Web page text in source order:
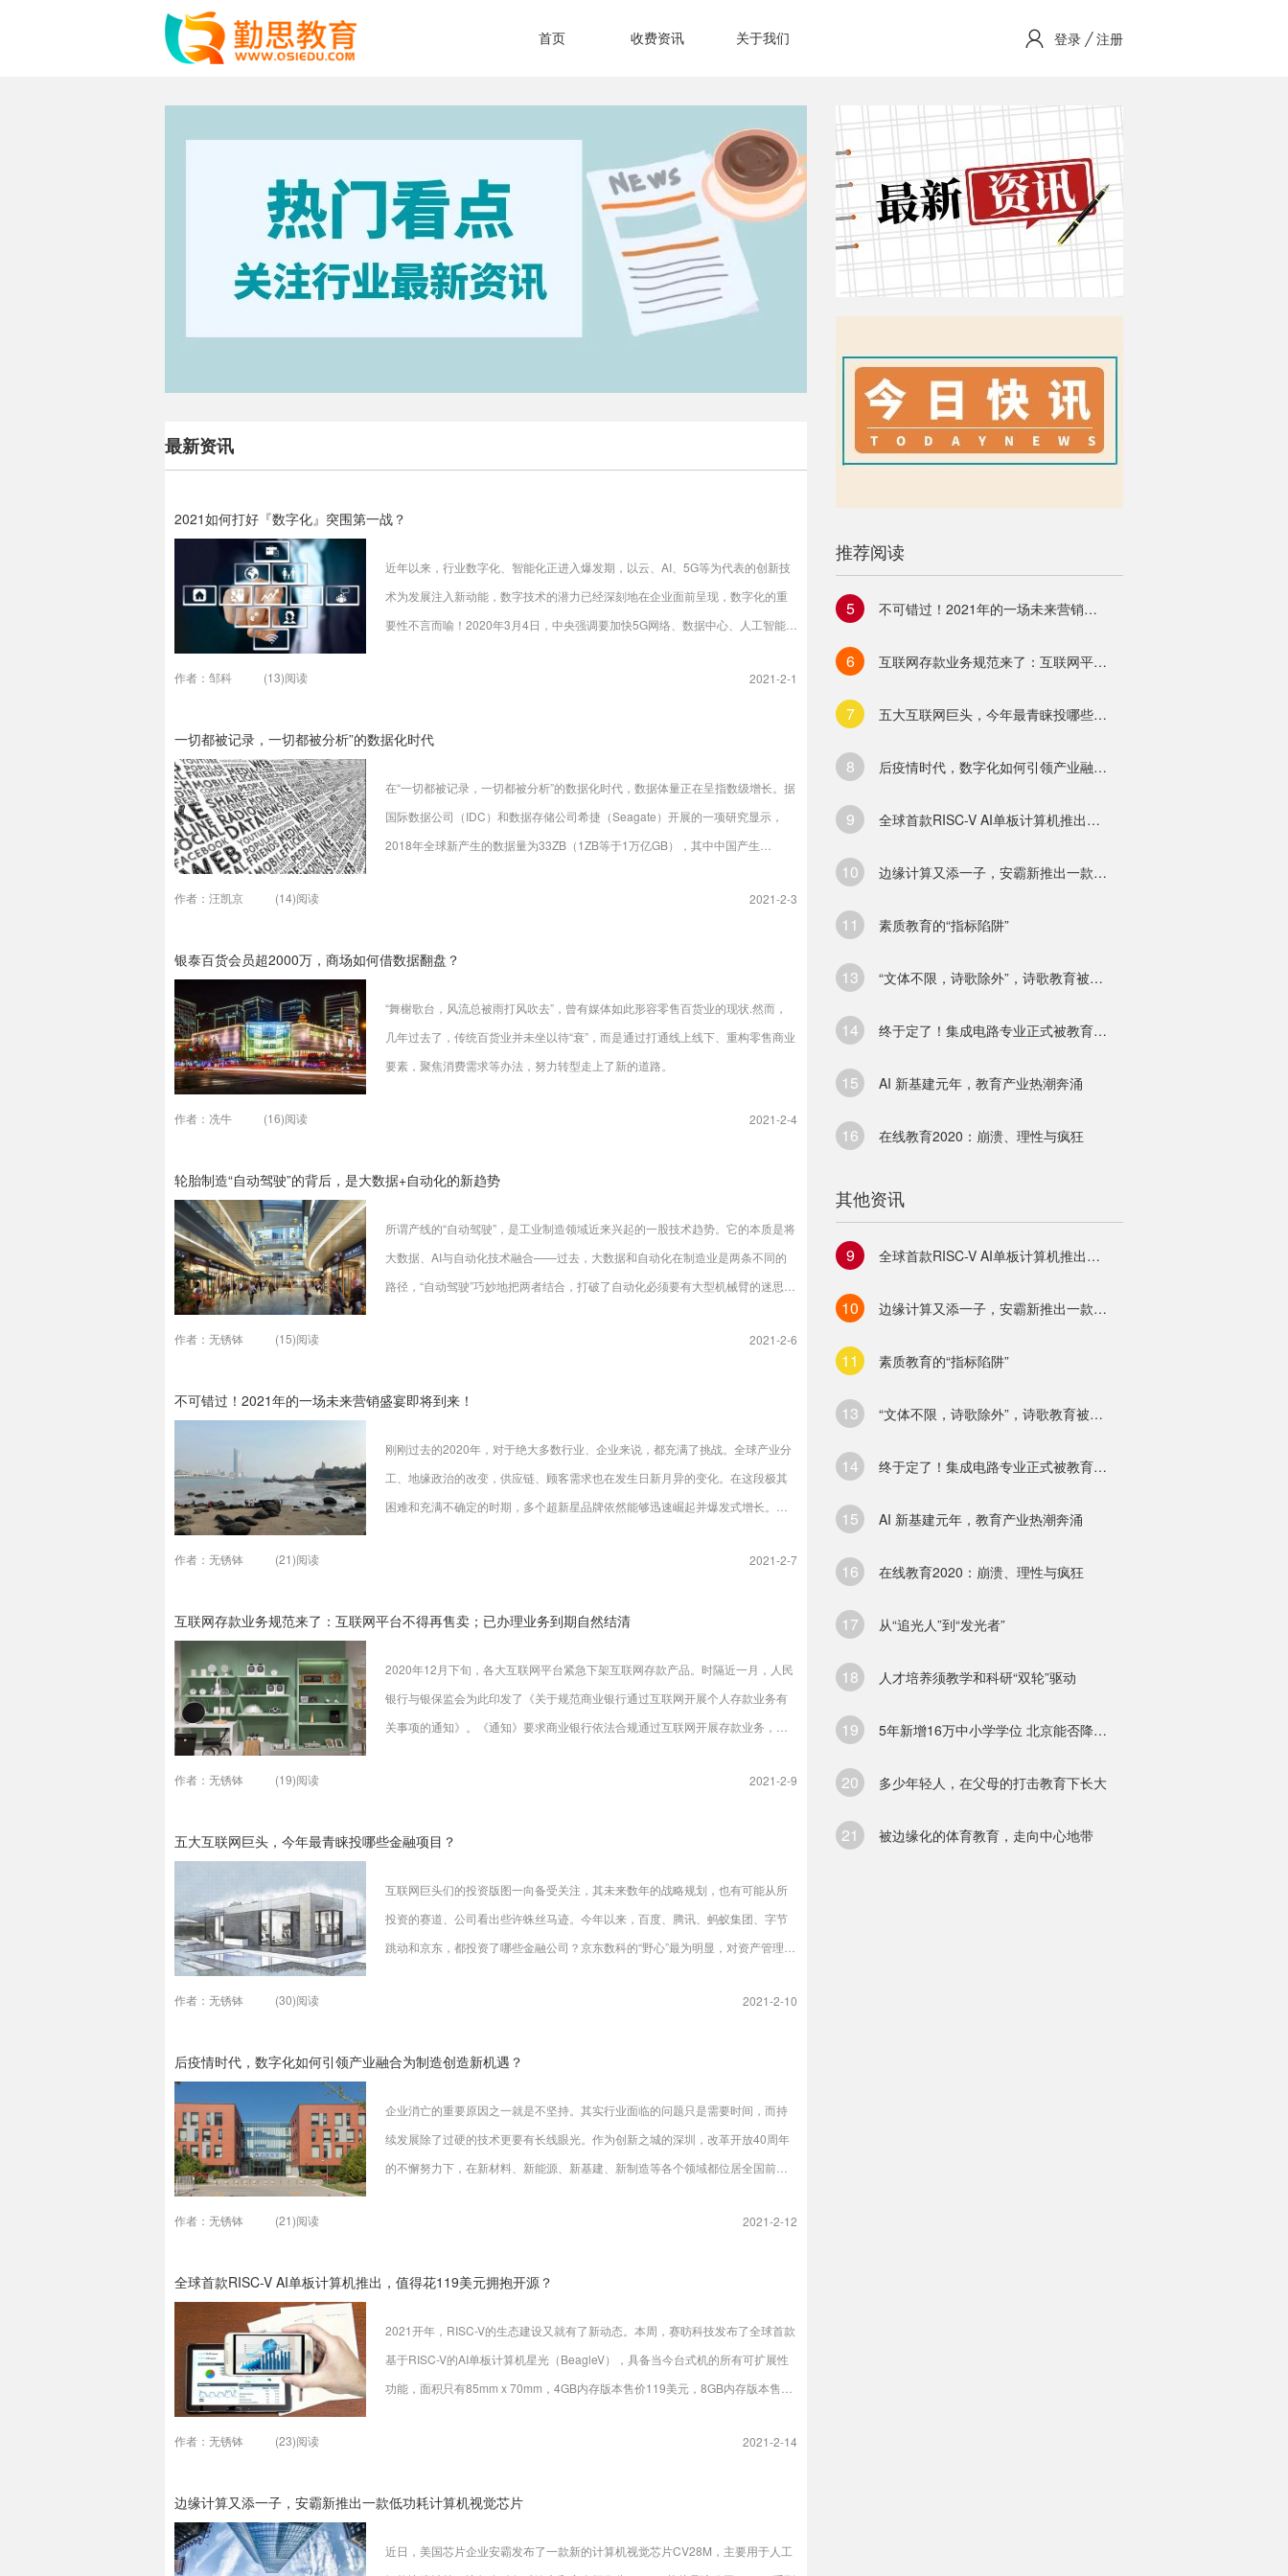
首页 收费资讯 关于我们 登录 / 注册
最新资讯
2021如何打好『数字化』突围第一战？
近年以来，行业数字化、智能化正进入爆发期，以云、AI、5G等为代表的创新技
术为发展注入新动能，数字技术的潜力已经深刻地在企业面前呈现，数字化的重
要性不言而喻！2020年3月4日，中央强调要加快5G网络、数据中心、人工智能等
小组联合主席马云在联合国大会上发言也表示：数字时代会带来巨大的机会，改
年新冠疫情的冲击时候的表现，也更加印证了数字化的重要性。
作者：邹科 (13)阅读 2021-2-1
一切都被记录，一切都被分析”的数据化时代
在“一切都被记录，一切都被分析”的数据化时代，数据体量正在呈指数级增长。据
国际数据公司（IDC）和数据存储公司希捷（Seagate）开展的一项研究显示，
2018年全球新产生的数据量为33ZB（1ZB等于1万亿GB），其中中国产生
2025年，全球产生的新数据有望增至175ZB，中国将产生48.6ZB。在互联网快速
技术发展,智能终端设备的使用和普及，使得个人行为数据被广泛采集且深度挖
作者：汪凯京 (14)阅读 2021-2-3
银泰百货会员超2000万，商场如何借数据翻盘？
“舞榭歌台，风流总被雨打风吹去”，曾有媒体如此形容零售百货业的现状.然而，
几年过去了，传统百货业并未坐以待“衰”，而是通过打通线上线下、重构零售商业
要素，聚焦消费需求等办法，努力转型走上了新的道路。
作者：冼牛 (16)阅读 2021-2-4
轮胎制造“自动驾驶”的背后，是大数据+自动化的新趋势
所谓产线的“自动驾驶”，是工业制造领域近来兴起的一股技术趋势。它的本质是将
大数据、AI与自动化技术融合——过去，大数据和自动化在制造业是两条不同的
路径，“自动驾驶”巧妙地把两者结合，打破了自动化必须要有大型机械臂的迷思。
中控台协议里，每10秒自动对几十个关键的工艺参数进行微调，全程无需老师傅
量稳定。
作者：无锈钵 (15)阅读 2021-2-6
不可错过！2021年的一场未来营销盛宴即将到来！
刚刚过去的2020年，对于绝大多数行业、企业来说，都充满了挑战。全球产业分
工、地缘政治的改变，供应链、顾客需求也在发生日新月异的变化。在这段极其
困难和充满不确定的时期，多个超新星品牌依然能够迅速崛起并爆发式增长。当
造出巨大增量，并拥有超高粉丝粘度。 基于此，2021年1月20日，科特勒咨询集
会。
作者：无锈钵 (21)阅读 2021-2-7
互联网存款业务规范来了：互联网平台不得再售卖；已办理业务到期自然结清
2020年12月下旬，各大互联网平台紧急下架互联网存款产品。时隔近一月，人民
银行与银保监会为此印发了《关于规范商业银行通过互联网开展个人存款业务有
关事项的通知》。《通知》要求商业银行依法合规通过互联网开展存款业务，不
开展定期存款和定活两便存款业务。这意味着，包括支付宝、腾讯理财通、度小
作者：无锈钵 (19)阅读 2021-2-9
五大互联网巨头，今年最青睐投哪些金融项目？
互联网巨头们的投资版图一向备受关注，其未来数年的战略规划，也有可能从所
投资的赛道、公司看出些许蛛丝马迹。今年以来，百度、腾讯、蚂蚁集团、字节
跳动和京东，都投资了哪些金融公司？京东数科的“野心”最为明显，对资产管理和
向相契合。腾讯今年投资了四家金融相关企业，一半在保险赛道。腾讯近年来持
动、牌照申请等举动，可见腾讯对互联网保险的“念念不忘”。
作者：无锈钵 (30)阅读 2021-2-10
后疫情时代，数字化如何引领产业融合为制造创造新机遇？
企业消亡的重要原因之一就是不坚持。其实行业面临的问题只是需要时间，而持
续发展除了过硬的技术更要有长线眼光。作为创新之城的深圳，改革开放40周年
的不懈努力下，在新材料、新能源、新基建、新制造等各个领域都位居全国前
制造业回流，而城市的数字化转型要靠整个产业制造业的提升，其中最重要的就
作者：无锈钵 (21)阅读 2021-2-12
全球首款RISC-V AI单板计算机推出，值得花119美元拥抱开源？
2021开年，RISC-V的生态建设又就有了新动态。本周，赛昉科技发布了全球首款
基于RISC-V的AI单板计算机星光（BeagleV），具备当今台式机的所有可扩展性
功能，面积只有85mm x 70mm，4GB内存版本售价119美元，8GB内存版本售价
是否值得花费119美元拥抱开源？随着RISC-V芯片在多个IoT场景的应用，越来越
RISC-V的开发板也陆续推向市场，最新推出的星光AI单板计算机强调的是强大性
作者：无锈钵 (23)阅读 2021-2-14
边缘计算又添一子，安霸新推出一款低功耗计算机视觉芯片
近日，美国芯片企业安霸发布了一款新的计算机视觉芯片CV28M，主要用于人工
推荐阅读
5 不可错过！2021年的一场未来营销盛宴即将到来！
6 互联网存款业务规范来了：互联网平台不得再售卖；已办理业务到期自然结清
7 五大互联网巨头，今年最青睐投哪些金融项目？
8 后疫情时代，数字化如何引领产业融合为制造创造新机遇？
9 全球首款RISC-V AI单板计算机推出，值得花119美元拥抱开源？
10 边缘计算又添一子，安霸新推出一款低功耗计算机视觉芯片
11 素质教育的“指标陷阱”
13 “文体不限，诗歌除外”，诗歌教育被边缘化了吗？
14 终于定了！集成电路专业正式被教育部设置为一级学科
15 AI 新基建元年，教育产业热潮奔涌
16 在线教育2020：崩溃、理性与疯狂
其他资讯
9 全球首款RISC-V AI单板计算机推出，值得花119美元拥抱开源？
10 边缘计算又添一子，安霸新推出一款低功耗计算机视觉芯片
11 素质教育的“指标陷阱”
13 “文体不限，诗歌除外”，诗歌教育被边缘化了吗？
14 终于定了！集成电路专业正式被教育部设置为一级学科
15 AI 新基建元年，教育产业热潮奔涌
16 在线教育2020：崩溃、理性与疯狂
17 从“追光人”到“发光者”
18 人才培养须教学和科研“双轮”驱动
19 5年新增16万中小学学位 北京能否降温“学区热”
20 多少年轻人，在父母的打击教育下长大
21 被边缘化的体育教育，走向中心地带